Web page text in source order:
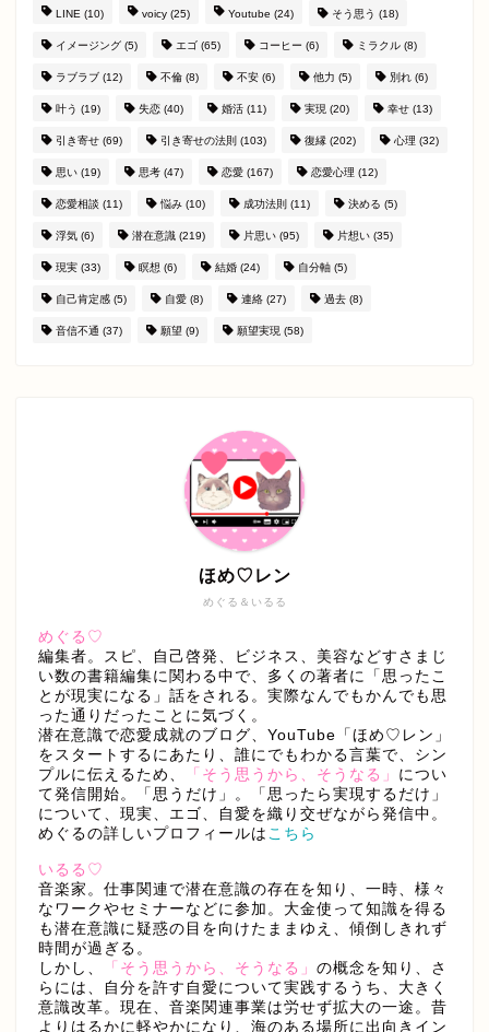
LINE (10) voicy (25) Youtube (24) そう思う (18)
イメージング (5) エゴ (65) コーヒー (6) ミラクル (8)
ラブラブ (12) 不倫 (8) 不安 (6) 他力 (5) 別れ (6)
叶う (19) 失恋 (40) 婚活 (11) 実現 (20) 幸せ (13)
引き寄せ (69) 引き寄せの法則 (103) 復縁 (202) 心理 (32)
思い (19) 思考 (47) 恋愛 (167) 恋愛心理 (12)
恋愛相談 (11) 悩み (10) 成功法則 (11) 決める (5)
浮気 (6) 潜在意識 (219) 片思い (95) 片想い (35)
現実 (33) 瞑想 (6) 結婚 (24) 自分軸 (5)
自己肯定感 (5) 自愛 (8) 連絡 (27) 過去 (8)
音信不通 (37) 願望 (9) 願望実現 (58)
めぐる＆いるる
ほめ♡レン
めぐる♡
編集者。スピ、自己啓発、ビジネス、美容などすさまじ
い数の書籍編集に関わる中で、多くの著者に「思ったこ
とが現実になる」話をされる。実際なんでもかんでも思
った通りだったことに気づく。
潜在意識で恋愛成就のブログ、YouTube「ほめ♡レン」
をスタートするにあたり、誰にでもわかる言葉で、シン
プルに伝えるため、
「そう思うから、そうなる」 につい
て発信開始。「思うだけ」。「思ったら実現するだけ」
について、現実、エゴ、自愛を織り交ぜながら発信中。
めぐるの詳しいプロフィールは こちら
いるる♡
音楽家。仕事関連で潜在意識の存在を知り、一時、様々
なワークやセミナーなどに参加。大金使って知識を得る
も潜在意識に疑惑の目を向けたままゆえ、傾倒しきれず
時間が過ぎる。
しかし、
「そう思うから、そうなる」 の概念を知り、さ
らには、自分を許す自愛について実践するうち、大きく
意識改革。現在、音楽関連事業は労せず拡大の一途。昔
よりはるかに軽やかになり、海のある場所に出向きイン